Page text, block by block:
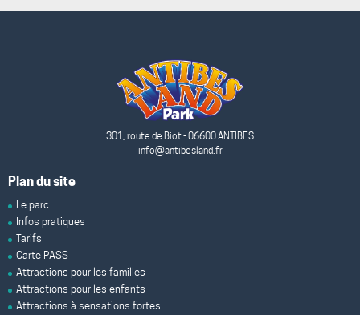
301, route de Biot - 06600 ANTIBES
info@antibesland.fr
Plan du site
Le parc
Infos pratiques
Tarifs
Carte PASS
Attractions pour les familles
Attractions pour les enfants
Attractions à sensations fortes